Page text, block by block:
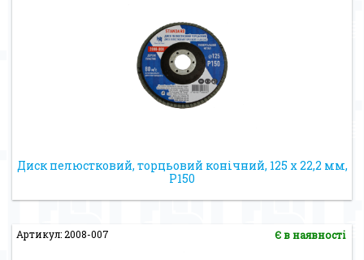
Диск пелюстковий, торцьовий конічний, 125 х 22,2 мм,
Р150
Артикул: 2008-007 Є в наявності